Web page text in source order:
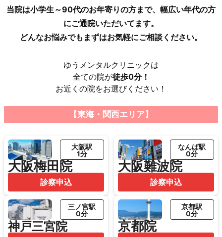
当院は小学生～90代のお年寄りの方まで、幅広い年代の方
にご通院いただいてます。
どんなお悩みでもまずはお気軽にご相談ください。
ゆうメンタルクリニックは
全ての院が徒歩0分！
お近くの院をお選びください！
【東海・関西エリア】
大阪梅田院
大阪駅
1分
診察申込
大阪難波院
なんば駅
0分
診察申込
神戸三宮院
三ノ宮駅
0分
京都院
京都駅
0分